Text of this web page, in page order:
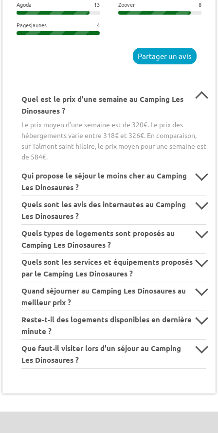
Agoda 13 Zoover 8
Pagesjaunes 4
Partager un avis
Quel est le prix d’une semaine au Camping Les
Dinosaures ?
Le prix moyen d’une semaine est de 320€. Le prix des
hébergements varie entre 318€ et 326€. En comparaison,
sur Talmont saint hilaire, le prix moyen pour une semaine est
de 584€.
Qui propose le séjour le moins cher au Camping
Les Dinosaures ?
Quels sont les avis des internautes au Camping
Les Dinosaures ?
Quels types de logements sont proposés au
Camping Les Dinosaures ?
Quels sont les services et équipements proposés
par le Camping Les Dinosaures ?
Quand séjourner au Camping Les Dinosaures au
meilleur prix ?
Reste-t-il des logements disponibles en dernière
minute ?
Que faut-il visiter lors d’un séjour au Camping
Les Dinosaures ?